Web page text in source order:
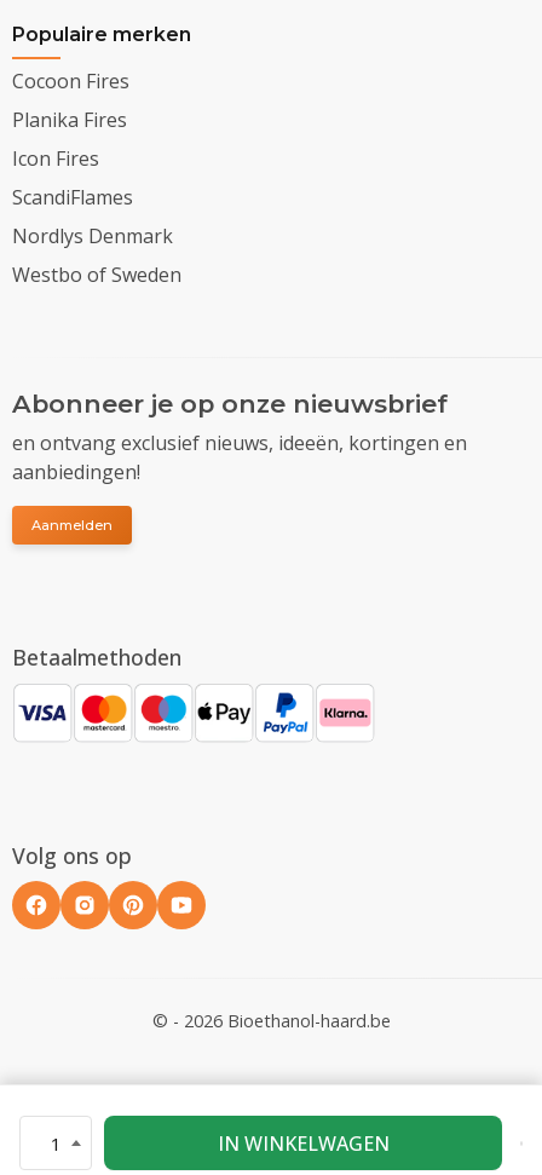
1 IN WINKELWAGEN
Populaire merken
Cocoon Fires
Planika Fires
Icon Fires
ScandiFlames
Nordlys Denmark
Westbo of Sweden
Abonneer je op onze nieuwsbrief
en ontvang exclusief nieuws, ideeën, kortingen en
aanbiedingen!
Aanmelden
Betaalmethoden
Volg ons op
© - 2026 Bioethanol-haard.be